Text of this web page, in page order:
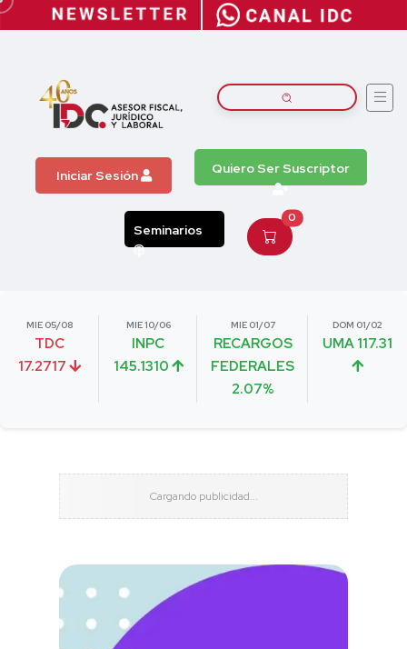
Iniciar Sesión Quiero Ser Suscriptor
Seminarios
0
MIE 05/08
TDC
17.2717
MIE 10/06
INPC
145.1310
MIE 01/07
RECARGOS
FEDERALES
2.07%
DOM 01/02
UMA 117.31